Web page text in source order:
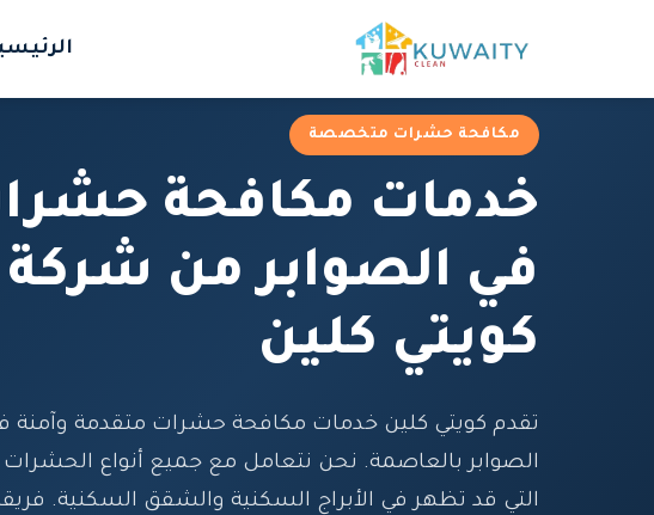
مكافحة حشرات متخصصة
خدمات مكافحة
في الصوابر من شركة
كويتي كلين
تقدم كويتي كلين خدمات مكافحة حشرات متقدمة وآمنة
الصوابر بالعاصمة. نحن نتعامل مع جميع أنواع الحشرات
التي قد تظهر في الأبراج السكنية والشقق السكنية.